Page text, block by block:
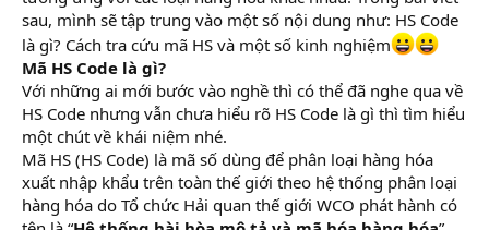
sau, mình sẽ tập trung vào một số nội dung như: HS Code
là gì? Cách tra cứu mã HS và một số kinh nghiệm
Mã HS Code là gì?
Với những ai mới bước vào nghề thì có thể đã nghe qua về
HS Code nhưng vẫn chưa hiểu rõ HS Code là gì thì tìm hiểu
một chút về khái niệm nhé.
Mã HS (HS Code) là mã số dùng để phân loại hàng hóa
xuất nhập khẩu trên toàn thế giới theo hệ thống phân loại
hàng hóa do Tổ chức Hải quan thế giới WCO phát hành có